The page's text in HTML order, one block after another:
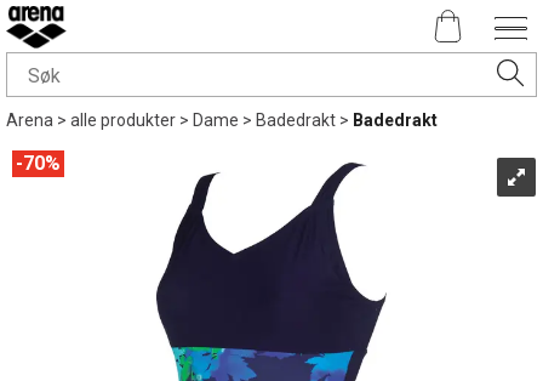
Arena>alle produkter>Dame>Badedrakt> Badedrakt
70%